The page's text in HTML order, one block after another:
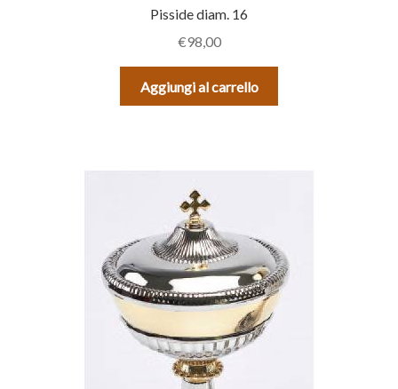
Pisside diam. 16
€98,00
Aggiungi al carrello